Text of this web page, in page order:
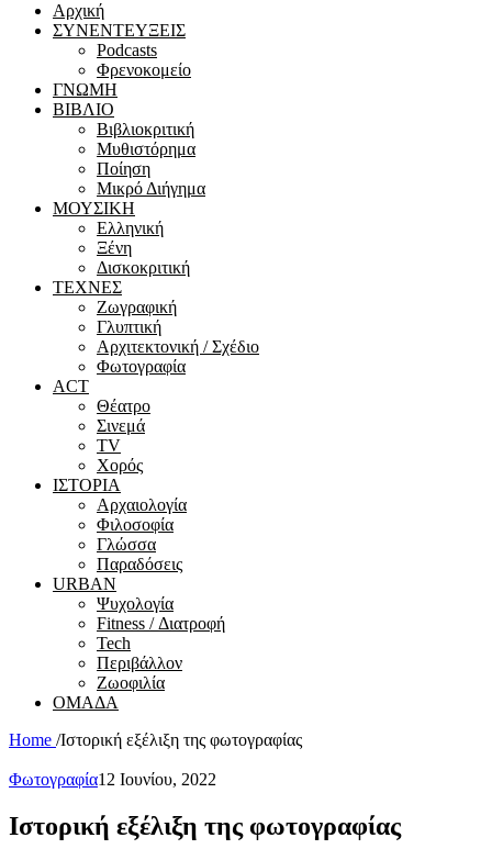
Αρχική
ΣΥΝΕΝΤΕΥΞΕΙΣ
Podcasts
Φρενοκομείο
ΓΝΩΜΗ
ΒΙΒΛΙΟ
Βιβλιοκριτική
Μυθιστόρημα
Ποίηση
Μικρό Διήγημα
ΜΟΥΣΙΚΗ
Ελληνική
Ξένη
Δισκοκριτική
ΤΕΧΝΕΣ
Ζωγραφική
Γλυπτική
Αρχιτεκτονική / Σχέδιο
Φωτογραφία
ACT
Θέατρο
Σινεμά
ΤV
Χορός
ΙΣΤΟΡΙΑ
Αρχαιολογία
Φιλοσοφία
Γλώσσα
Παραδόσεις
URBAN
Ψυχολογία
Fitness / Διατροφή
Tech
Περιβάλλον
Ζωοφιλία
ΟΜΑΔΑ
Home /Ιστορική εξέλιξη της φωτογραφίας
Φωτογραφία12 Ιουνίου, 2022
Ιστορική εξέλιξη της φωτογραφίας